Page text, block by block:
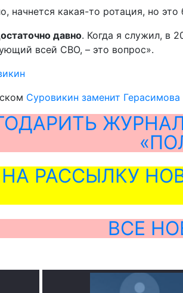
начнется какая-то ротация, но это
давно. Когда я служил, в
всей СВО, – это вопрос».
Суровикин заменит
РАССЫЛКУ
ВСЕ